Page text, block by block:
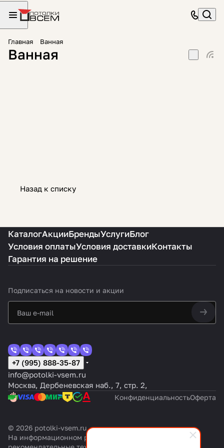
Главная Ванная
Ванная
Назад к списку
КаталогАкцииБрендыУслугиБлог
Условия оплатыУсловия доставкиКонтакты
Гарантия на решение
Подписаться на новости и акции
+7 (995) 888-35-87
info@potolki-vsem.ru
Москва, Дербеневская наб., 7, стр. 2,
КонфиденциальностьОферта
© 2026 potolki-vsem.ru
На информационном ресурсе применяются